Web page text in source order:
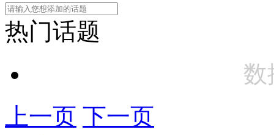
热门话题
数
上一页 下一页